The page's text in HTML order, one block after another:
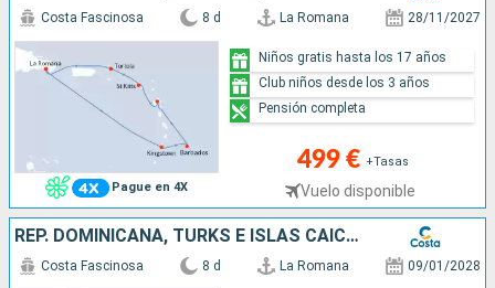
Pague en 4X
Costa Fascinosa 8 d La Romana 28/11/2027
499 € +Tasas
Vuelo disponible
Niños gratis hasta los 17 años
Club niños desde los 3 años
Pensión completa
REP. DOMINICANA, TURKS E ISLAS CAICOS
Costa Fascinosa 8 d La Romana 09/01/2028